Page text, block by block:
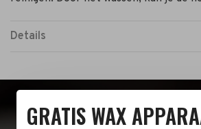
Details
GRATIS WAX